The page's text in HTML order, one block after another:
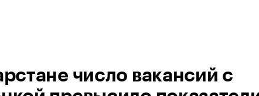
число вакансий с